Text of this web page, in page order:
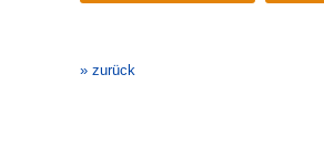
Navigation
» zurück